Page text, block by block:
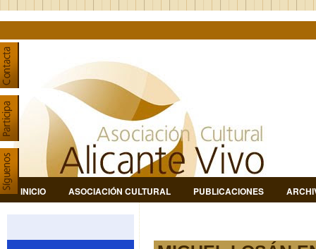
INICIO ASOCIACIÓN CULTURAL PUBLICACIONES